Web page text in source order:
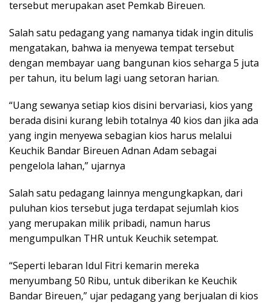
tersebut merupakan aset Pemkab Bireuen.
Salah satu pedagang yang namanya tidak ingin ditulis
mengatakan, bahwa ia menyewa tempat tersebut
dengan membayar uang bangunan kios seharga 5 juta
per tahun, itu belum lagi uang setoran harian.
“Uang sewanya setiap kios disini bervariasi, kios yang
berada disini kurang lebih totalnya 40 kios dan jika ada
yang ingin menyewa sebagian kios harus melalui
Keuchik Bandar Bireuen Adnan Adam sebagai
pengelola lahan,” ujarnya
Salah satu pedagang lainnya mengungkapkan, dari
puluhan kios tersebut juga terdapat sejumlah kios
yang merupakan milik pribadi, namun harus
mengumpulkan THR untuk Keuchik setempat.
“Seperti lebaran Idul Fitri kemarin mereka
menyumbang 50 Ribu, untuk diberikan ke Keuchik
Bandar Bireuen,” ujar pedagang yang berjualan di kios